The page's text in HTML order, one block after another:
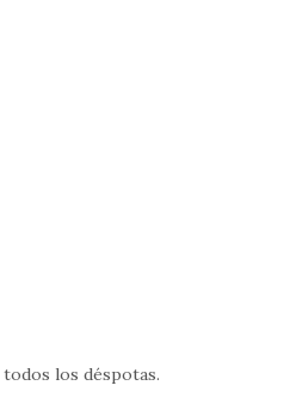
los déspotas.